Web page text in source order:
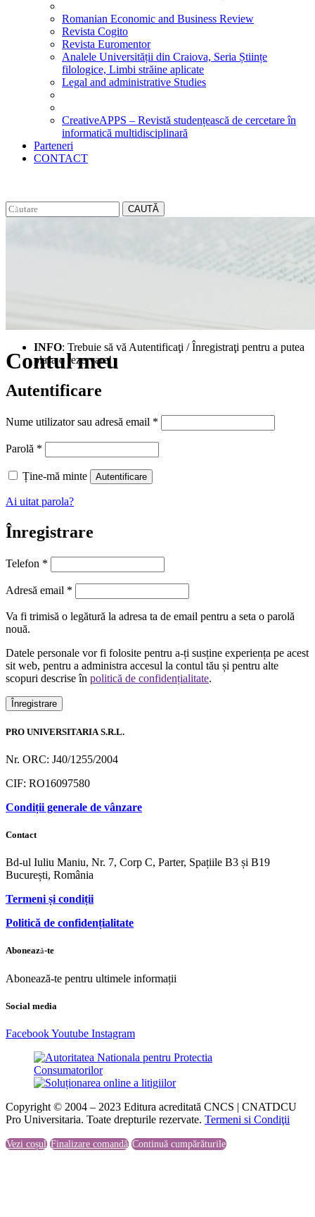
Romanian Economic and Business Review
Revista Cogito
Revista Euromentor
Analele Universității din Craiova, Seria Științe
filologice, Limbi străine aplicate
Legal and administrative Studies
CreativeAPPS – Revistă studențească de cercetare în
informatică multidisciplinară
Parteneri
CONTACT
CAUTĂ
Contul meu
INFO: Trebuie să vă Autentificaţi / Înregistraţi pentru a putea
plasa o rezervare!
Autentificare
Nume utilizator sau adresă email *
Parolă *
Ține-mă minte Autentificare
Ai uitat parola?
Înregistrare
Telefon *
Adresă email *
Va fi trimisă o legătură la adresa ta de email pentru a seta o parolă
nouă.
Datele personale vor fi folosite pentru a-ți susține experiența pe acest
sit web, pentru a administra accesul la contul tău și pentru alte
scopuri descrise în politică de confidențialitate.
Înregistrare
PRO UNIVERSITARIA S.R.L.
Nr. ORC: J40/1255/2004
CIF: RO16097580
Condiții generale de vânzare
Contact
Bd-ul Iuliu Maniu, Nr. 7, Corp C, Parter, Spațiile B3 și B19
București, România
Termeni și condiții
Politică de confidențialitate
Abonează-te
Abonează-te pentru ultimele informații
Social media
FacebookYoutube Instagram
Copyright © 2004 – 2023 Editura acreditată CNCS | CNATDCU
Pro Universitaria. Toate drepturile rezervate. Termeni si Condiţii
Vezi coșul Finalizare comandă Continuă cumpărăturile